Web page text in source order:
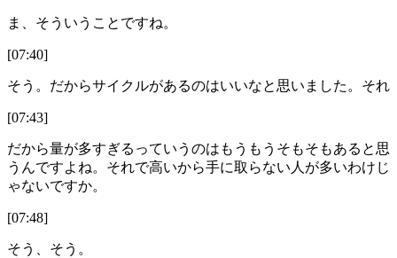
ま、そういうことですね。
[07:40]
そう。だからサイクルがあるのはいいなと思いました。それ
[07:43]
だから量が多すぎるっていうのはもうもうそもそもあると思
うんですよね。それで高いから手に取らない人が多いわけじ
ゃないですか。
[07:48]
そう、そう。